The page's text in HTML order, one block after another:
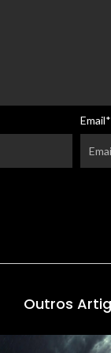
Email*
Outros